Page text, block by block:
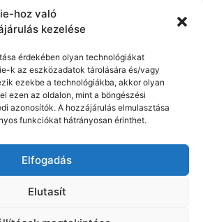
hoz való
kezelése
érdekében olyan technológiákat
k az eszközadatok tárolására és/vagy
ezekbe a technológiákba, akkor olyan
ezen az oldalon, mint a böngészési
azonosítók. A hozzájárulás elmulasztása
funkciókat hátrányosan érinthet.
Elfogadás
Elutasít
anya-apa mindig csinál valami mást
közben, akkor ő is ezt fogja
még hozni. Ha hasznosnak találtad ezt
oszd meg másokkal is. És ne
oldalakon is.